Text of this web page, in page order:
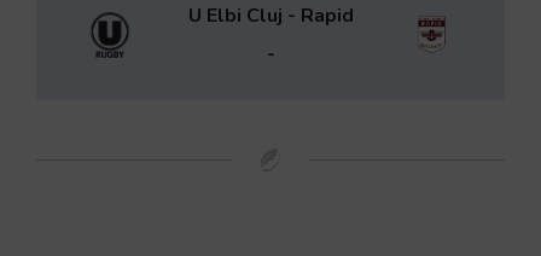
U Elbi Cluj - Rapid
-